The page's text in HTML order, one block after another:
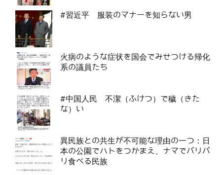
#習近平 服装のマナーを知らない男
火病のような症状を国会でみせつける帰化
系の議員たち
#中国人民 不潔（ふけつ）で穢（きた
な）い
異民族との共生が不可能な理由の一つ：日
本の公園でハトをつかまえ、ナマでバリバ
リ食べる民族